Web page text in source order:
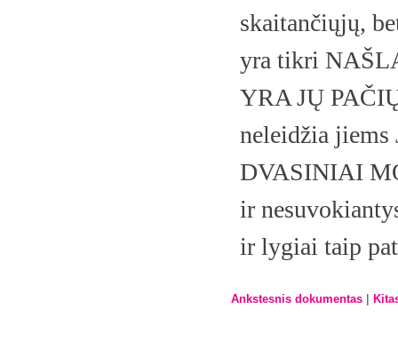
skaitančiųjų,
yra tikri
YRA JŲ
neleidžia
DVASINIAI
ir
ir lygiai taip
Ankstesnis dokumentas |